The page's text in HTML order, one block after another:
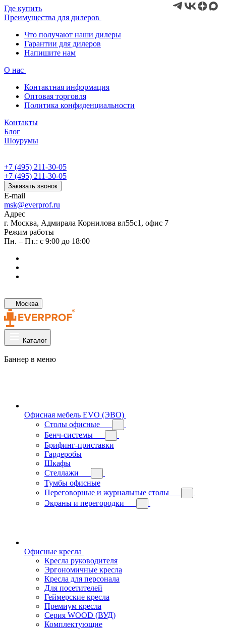
Где купить
Преимущества для дилеров
Что получают наши дилеры
Гарантии для дилеров
Напишите нам
О нас
Контактная информация
Оптовая торговля
Политика конфиденциальности
Контакты
Блог
Шоурумы
+7 (495) 211-30-05
+7 (495) 211-30-05
Заказать звонок
E-mail
msk@everprof.ru
Адрес
г. Москва, Адмирала Корнилова вл55с1, офис 7
Режим работы
Пн. – Пт.: с 9:00 до 18:00
Москва
Каталог
Баннер в меню
Офисная мебель EVO (ЭВО)
Cтолы офисные
Бенч-системы
Брифинг-приставки
Гардеробы
Шкафы
Стеллажи
Тумбы офисные
Переговорные и журнальные столы
Экраны и перегородки
Офисные кресла
Кресла руководителя
Эргономичные кресла
Кресла для персонала
Для посетителей
Геймерские кресла
Премиум кресла
Серия WOOD (ВУД)
Комплектующие